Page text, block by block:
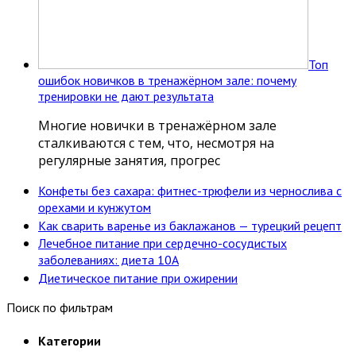
Топ
ошибок новичков в тренажёрном зале: почему
тренировки не дают результата
Многие новички в тренажёрном зале
сталкиваются с тем, что, несмотря на
регулярные занятия, прогрес
Конфеты без сахара: фитнес-трюфели из чернослива с
орехами и кунжутом
Как сварить варенье из баклажанов — турецкий рецепт
Лечебное питание при сердечно-сосудистых
заболеваниях: диета 10А
Диетическое питание при ожирении
Поиск по фильтрам
Категории